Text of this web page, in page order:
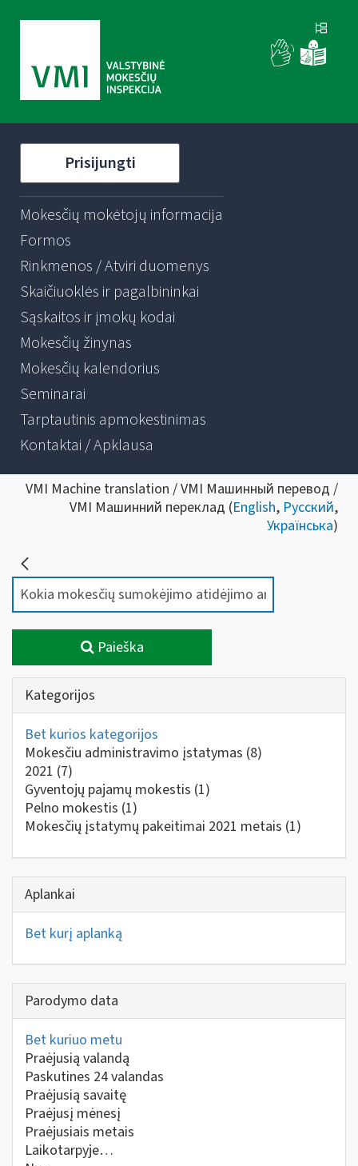
Prisijungti
Mokesčių mokėtojų informacija
Formos
Rinkmenos / Atviri duomenys
Skaičiuoklės ir pagalbininkai
Sąskaitos ir įmokų kodai
Mokesčių žinynas
Mokesčių kalendorius
Seminarai
Tarptautinis apmokestinimas
Kontaktai / Apklausa
VMI Machine translation / VMI Машинный перевод /
VMI Машинний переклад (English, Русский,
Українська)
Paieška
Kategorijos
Bet kurios kategorijos
Mokesčiu administravimo įstatymas (8)
2021 (7)
Gyventojų pajamų mokestis (1)
Pelno mokestis (1)
Mokesčių įstatymų pakeitimai 2021 metais (1)
Aplankai
Bet kurį aplanką
Parodymo data
Bet kuriuo metu
Praėjusią valandą
Paskutines 24 valandas
Praėjusią savaitę
Praėjusį mėnesį
Praėjusiais metais
Laikotarpyje…